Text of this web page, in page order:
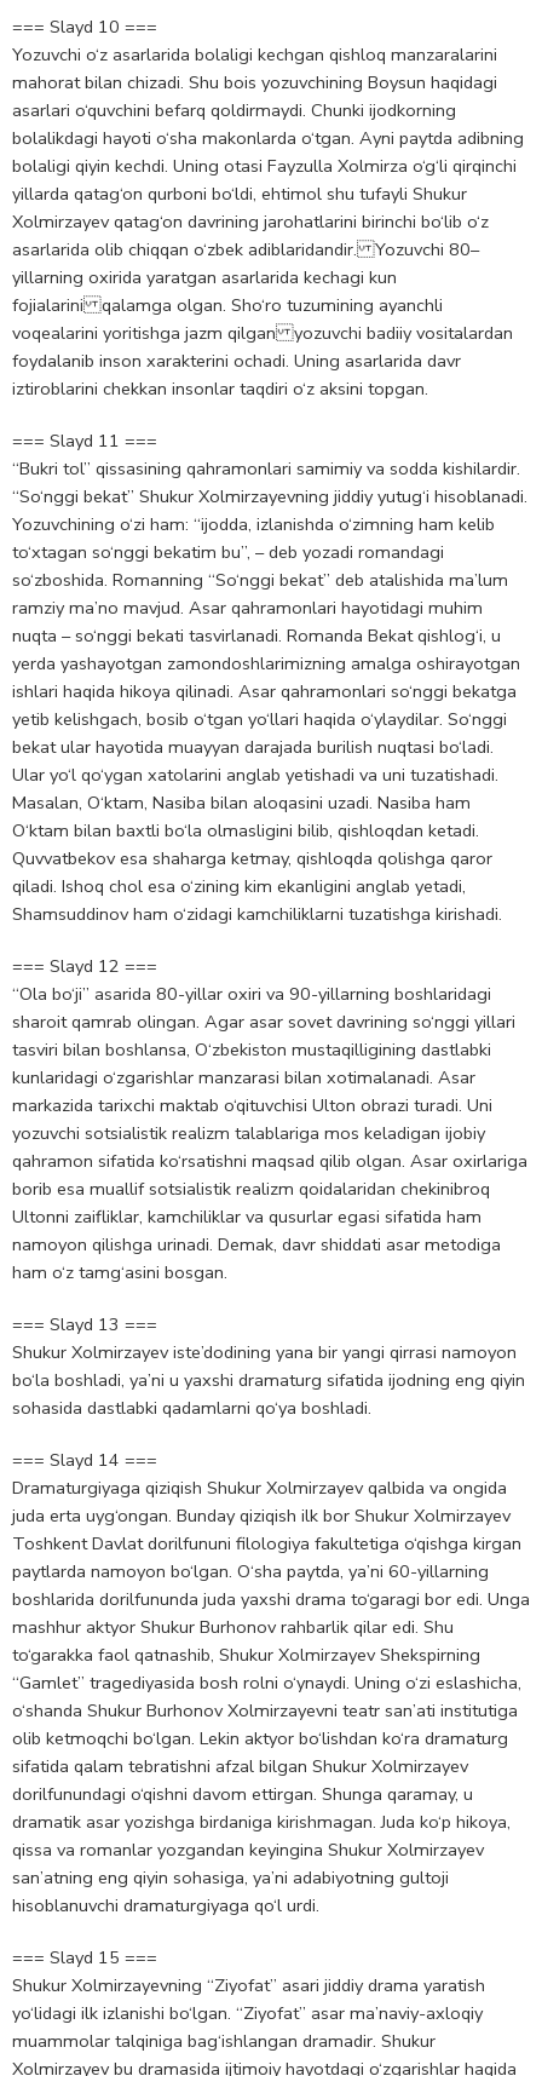
=== Slayd 10 ===
Yozuvchi o‘z asarlarida bolaligi kechgan qishloq manzaralarini
mahorat bilan chizadi. Shu bois yozuvchining Boysun haqidagi
asarlari o‘quvchini befarq qoldirmaydi. Chunki ijodkorning
bolalikdagi hayoti o‘sha makonlarda o‘tgan. Ayni paytda adibning
bolaligi qiyin kechdi. Uning otasi Fayzulla Xolmirza o‘g‘li qirqinchi
yillarda qatag‘on qurboni bo‘ldi, ehtimol shu tufayli Shukur
Xolmirzayev qatag‘on davrining jarohatlarini birinchi bo‘lib o‘z
asarlarida olib chiqqan o‘zbek adiblaridandir. Yozuvchi 80–
yillarning oxirida yaratgan asarlarida kechagi kun
fojialarini qalamga olgan. Sho‘ro tuzumining ayanchli
voqealarini yoritishga jazm qilgan yozuvchi badiiy vositalardan
foydalanib inson xarakterini ochadi. Uning asarlarida davr
iztiroblarini chekkan insonlar taqdiri o‘z aksini topgan.
=== Slayd 11 ===
“Bukri tol” qissasining qahramonlari samimiy va sodda kishilardir.
“So‘nggi bekat” Shukur Xolmirzayevning jiddiy yutug‘i hisoblanadi.
Yozuvchining o‘zi ham: “ijodda, izlanishda o‘zimning ham kelib
to‘xtagan so‘nggi bekatim bu”, – deb yozadi romandagi
so‘zboshida. Romanning “So‘nggi bekat” deb atalishida ma’lum
ramziy ma’no mavjud. Asar qahramonlari hayotidagi muhim
nuqta – so‘nggi bekati tasvirlanadi. Romanda Bekat qishlog‘i, u
yerda yashayotgan zamondoshlarimizning amalga oshirayotgan
ishlari haqida hikoya qilinadi. Asar qahramonlari so‘nggi bekatga
yetib kelishgach, bosib o‘tgan yo‘llari haqida o‘ylaydilar. So‘nggi
bekat ular hayotida muayyan darajada burilish nuqtasi bo‘ladi.
Ular yo‘l qo‘ygan xatolarini anglab yetishadi va uni tuzatishadi.
Masalan, O‘ktam, Nasiba bilan aloqasini uzadi. Nasiba ham
O‘ktam bilan baxtli bo‘la olmasligini bilib, qishloqdan ketadi.
Quvvatbekov esa shaharga ketmay, qishloqda qolishga qaror
qiladi. Ishoq chol esa o‘zining kim ekanligini anglab yetadi,
Shamsuddinov ham o‘zidagi kamchiliklarni tuzatishga kirishadi.
=== Slayd 12 ===
“Ola bo‘ji” asarida 80-yillar oxiri va 90-yillarning boshlaridagi
sharoit qamrab olingan. Agar asar sovet davrining so‘nggi yillari
tasviri bilan boshlansa, O‘zbekiston mustaqilligining dastlabki
kunlaridagi o‘zgarishlar manzarasi bilan xotimalanadi. Asar
markazida tarixchi maktab o‘qituvchisi Ulton obrazi turadi. Uni
yozuvchi sotsialistik realizm talablariga mos keladigan ijobiy
qahramon sifatida ko‘rsatishni maqsad qilib olgan. Asar oxirlariga
borib esa muallif sotsialistik realizm qoidalaridan chekinibroq
Ultonni zaifliklar, kamchiliklar va qusurlar egasi sifatida ham
namoyon qilishga urinadi. Demak, davr shiddati asar metodiga
ham o‘z tamg‘asini bosgan.
=== Slayd 13 ===
Shukur Xolmirzayev iste’dodining yana bir yangi qirrasi namoyon
bo‘la boshladi, ya’ni u yaxshi dramaturg sifatida ijodning eng qiyin
sohasida dastlabki qadamlarni qo‘ya boshladi.
=== Slayd 14 ===
Dramaturgiyaga qiziqish Shukur Xolmirzayev qalbida va ongida
juda erta uyg‘ongan. Bunday qiziqish ilk bor Shukur Xolmirzayev
Toshkent Davlat dorilfununi filologiya fakultetiga o‘qishga kirgan
paytlarda namoyon bo‘lgan. O‘sha paytda, ya’ni 60-yillarning
boshlarida dorilfununda juda yaxshi drama to‘garagi bor edi. Unga
mashhur aktyor Shukur Burhonov rahbarlik qilar edi. Shu
to‘garakka faol qatnashib, Shukur Xolmirzayev Shekspirning
“Gamlet” tragediyasida bosh rolni o‘ynaydi. Uning o‘zi eslashicha,
o‘shanda Shukur Burhonov Xolmirzayevni teatr san’ati institutiga
olib ketmoqchi bo‘lgan. Lekin aktyor bo‘lishdan ko‘ra dramaturg
sifatida qalam tebratishni afzal bilgan Shukur Xolmirzayev
dorilfunundagi o‘qishni davom ettirgan. Shunga qaramay, u
dramatik asar yozishga birdaniga kirishmagan. Juda ko‘p hikoya,
qissa va romanlar yozgandan keyingina Shukur Xolmirzayev
san’atning eng qiyin sohasiga, ya’ni adabiyotning gultoji
hisoblanuvchi dramaturgiyaga qo‘l urdi.
=== Slayd 15 ===
Shukur Xolmirzayevning “Ziyofat” asari jiddiy drama yaratish
yo‘lidagi ilk izlanishi bo‘lgan. “Ziyofat” asar ma’naviy-axloqiy
muammolar talqiniga bag‘ishlangan dramadir. Shukur
Xolmirzayev bu dramasida ijtimoiy hayotdagi o‘zgarishlar haqida